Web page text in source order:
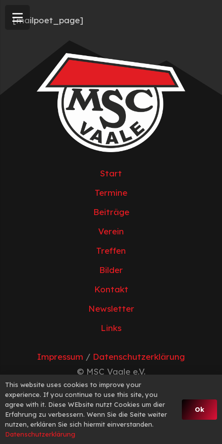
[mailpoet_page]
Start
Termine
Beiträge
Verein
Treffen
Bilder
Kontakt
Newsletter
Links
Impressum / Datenschutzerklärung
© MSC Vaale e.V.
This website uses cookies to improve your
experience. If you continue to use this site, you
agree with it. Diese WEbsite nutzt Cookies um dier
Erfahrung zu verbessern. Wenn Sie die Seite weiter
nutzen, erklären Sie sich hiermit einverstanden.
Datenschutzerklärung
Ok